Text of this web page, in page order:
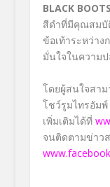
BLACK
สีดำที่มีคุณสมบั
ข้อเท้าระหว่า
มั่นใจในความ
โดยผู้สนใจสาม
โชว์รูมไทรอัม
เพิ่มเติมได้ที่
จนติดตามข่าว